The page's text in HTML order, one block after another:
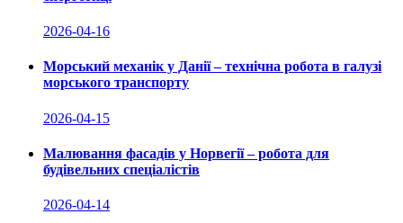
2026-04-16
Морський механік у Данії – технічна робота в галузі
морського транспорту
2026-04-15
Малювання фасадів у Норвегії – робота для
будівельних спеціалістів
2026-04-14